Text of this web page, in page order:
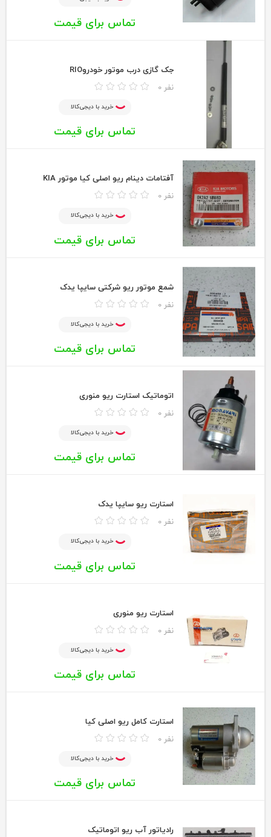
تماس برای قیمت
جک گازی درب موتور خودروRIO
0 نفر
خرید با دیجی‌کالا
تماس برای قیمت
آفتامات دینام ریو اصلی کیا موتور KIA
0 نفر
خرید با دیجی‌کالا
تماس برای قیمت
شمع موتور ریو شرکتی سایپا یدک
0 نفر
خرید با دیجی‌کالا
تماس برای قیمت
اتوماتیک استارت ریو منوری
0 نفر
خرید با دیجی‌کالا
تماس برای قیمت
استارت ریو سایپا یدک
0 نفر
خرید با دیجی‌کالا
تماس برای قیمت
استارت ریو منوری
0 نفر
خرید با دیجی‌کالا
تماس برای قیمت
استارت کامل ریو اصلی کیا
0 نفر
خرید با دیجی‌کالا
تماس برای قیمت
رادیاتور آب ریو اتوماتیک